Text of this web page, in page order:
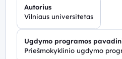
Autorius
Vilniaus universitetas
Ugdymo programos
Priešmokyklinio ugdymo